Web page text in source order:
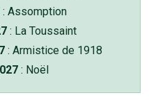
: Assomption
: La Toussaint
: Armistice de 1918
: Noël